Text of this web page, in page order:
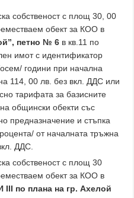
собственост с площ 30, 00
обект за КОО в
петно № 6 в кв.11 по
имот с идентификатор
години при начална
114, 00 лв. без вкл. ДДС или
тарифата за базисните
общински обекти със
предназначение и стъпка
от началната тръжна
ДДС.
собственост с площ 30
обект за КОО в
по плана на гр. Ахелой